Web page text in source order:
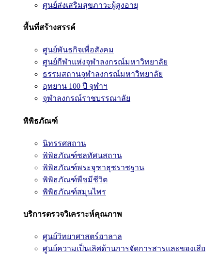
ศูนย์ส่งเสริมสุขภาวะผู้สูงอายุ
พื้นที่สร้างสรรค์
ศูนย์พันธกิจเพื่อสังคม
ศูนย์กีฬาแห่งจุฬาลงกรณ์มหาวิทยาลัย
ธรรมสถานจุฬาลงกรณ์มหาวิทยาลัย
อุทยาน 100 ปี จุฬาฯ
จุฬาลงกรณ์ราชบรรณาลัย
พิพิธภัณฑ์
นิทรรศสถาน
พิพิธภัณฑ์ชลทัศนสถาน
พิพิธภัณฑ์พระจุฑาธุชราชฐาน
พิพิธภัณฑ์พืชมีชีวิต
พิพิธภัณฑ์สมุนไพร
บริการตรวจวิเคราะห์คุณภาพ
ศูนย์วิทยาศาสตร์ฮาลาล
ศูนย์ความเป็นเลิศด้านการจัดการสารและของเสีย